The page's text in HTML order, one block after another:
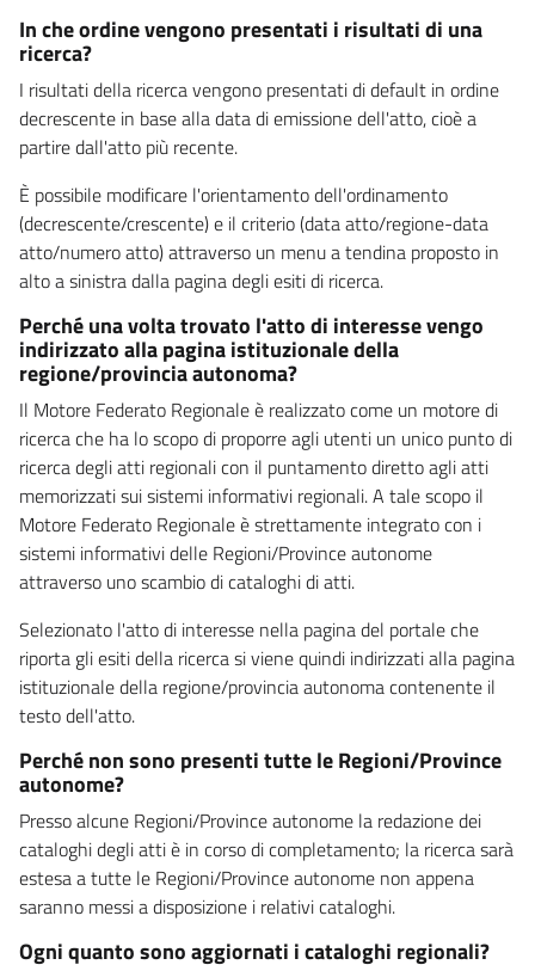
In che ordine vengono presentati i risultati di una
ricerca?
I risultati della ricerca vengono presentati di default in ordine
decrescente in base alla data di emissione dell'atto, cioè a
partire dall'atto più recente.
È possibile modificare l'orientamento dell'ordinamento
(decrescente/crescente) e il criterio (data atto/regione-data
atto/numero atto) attraverso un menu a tendina proposto in
alto a sinistra dalla pagina degli esiti di ricerca.
Perché una volta trovato l'atto di interesse vengo
indirizzato alla pagina istituzionale della
regione/provincia autonoma?
Il Motore Federato Regionale è realizzato come un motore di
ricerca che ha lo scopo di proporre agli utenti un unico punto di
ricerca degli atti regionali con il puntamento diretto agli atti
memorizzati sui sistemi informativi regionali. A tale scopo il
Motore Federato Regionale è strettamente integrato con i
sistemi informativi delle Regioni/Province autonome
attraverso uno scambio di cataloghi di atti.
Selezionato l'atto di interesse nella pagina del portale che
riporta gli esiti della ricerca si viene quindi indirizzati alla pagina
istituzionale della regione/provincia autonoma contenente il
testo dell'atto.
Perché non sono presenti tutte le Regioni/Province
autonome?
Presso alcune Regioni/Province autonome la redazione dei
cataloghi degli atti è in corso di completamento; la ricerca sarà
estesa a tutte le Regioni/Province autonome non appena
saranno messi a disposizione i relativi cataloghi.
Ogni quanto sono aggiornati i cataloghi regionali?